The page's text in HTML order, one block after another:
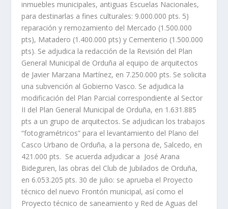
inmuebles municipales, antiguas Escuelas Nacionales,
para destinarlas a fines culturales: 9.000.000 pts. 5)
reparación y remozamiento del Mercado (1.500.000
pts), Matadero (1.400.000 pts) y Cementerio (1.500.000
pts). Se adjudica la redacción de la Revisión del Plan
General Municipal de Orduña al equipo de arquitectos
de Javier Marzana Martínez, en 7.250.000 pts. Se solicita
una subvención al Gobierno Vasco. Se adjudica la
modificación del Plan Parcial correspondiente al Sector
II del Plan General Municipal de Orduña, en 1.631.885
pts a un grupo de arquitectos. Se adjudican los trabajos
“fotogramétricos” para el levantamiento del Plano del
Casco Urbano de Orduña, a la persona de, Salcedo, en
421.000 pts. Se acuerda adjudicar a José Arana
Bideguren, las obras del Club de Jubilados de Orduña,
en 6.053.205 pts. 30 de julio: se aprueba el Proyecto
técnico del nuevo Frontón municipal, así como el
Proyecto técnico de saneamiento y Red de Aguas del